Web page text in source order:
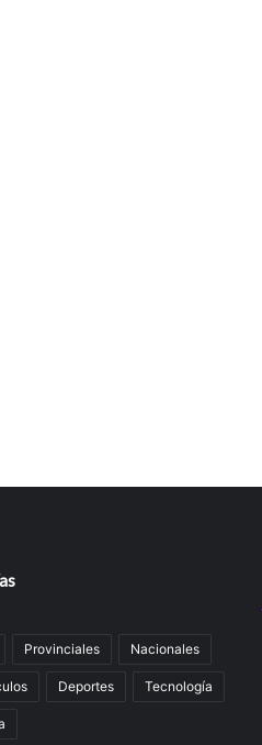
Provinciales Nacionales
Deportes Tecnología